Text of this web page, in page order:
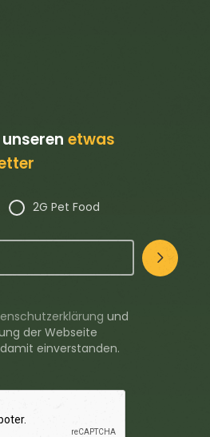
unserenetwas
2G Pet Food
und
der Webseite
einverstanden.